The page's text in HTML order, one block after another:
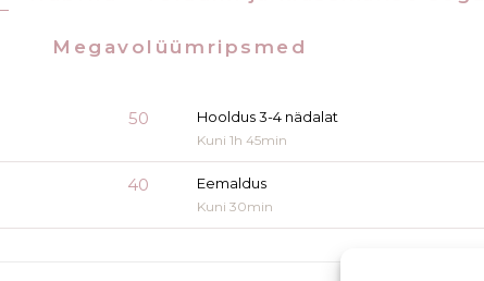
Megavolüümripsmed
50 Hooldus 3-4 nädalat
Kuni 1h 45min
40 Eemaldus
Kuni 30min